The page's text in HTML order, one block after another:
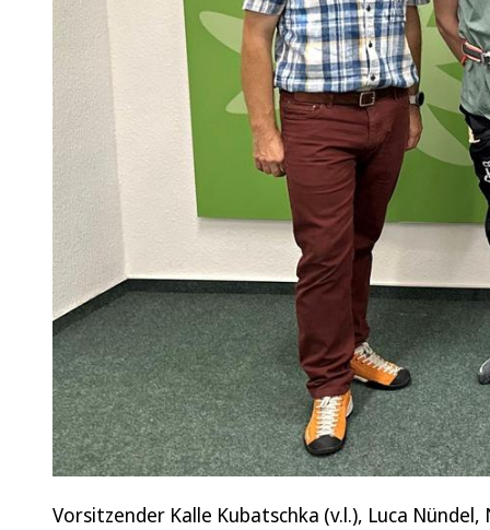
Vorsitzender Kalle Kubatschka (v.l.), Luca